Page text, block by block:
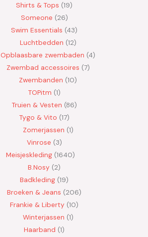
Shirts & Tops 19
Someone 26
Swim Essentials 43
Luchtbedden 12
Opblaasbare zwembaden 4
Zwembad accessoires 7
Zwembanden 10
TOPitm 1
Truien & Vesten 86
Tygo & Vito 17
Zomerjassen 1
Vinrose 3
Meisjeskleding 1640
B.Nosy
2
Badkleding 19
Broeken & Jeans
206
Frankie & Liberty 10
Winterjassen 1
Haarband 1